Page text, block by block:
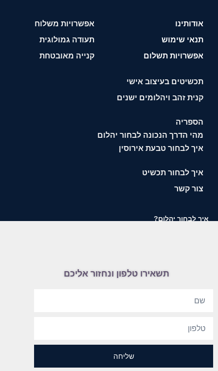
אודותינו
תנאי שימוש
אפשרויות תשלום
אפשרויות משלוח
תעודה גמולוגית
קנייה מאובטחת
תכשיטים בעיצוב אישי
קנית זהב ויהלומים ישנים
הספריה
מהי הדרך הנכונה לבחור יהלום
איך לבחור טבעת אירוסין
איך לבחור תכשיט
צור קשר
איך לבחור יהלום?
תשאירו טלפון ונחזור אליכם
שליחה